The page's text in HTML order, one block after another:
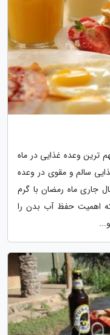
ترین وعده غذایی در ماه
سالم و مقوی در وعده
جاری ماه رمضان با گرم
اهمیت حفظ آب بدن را